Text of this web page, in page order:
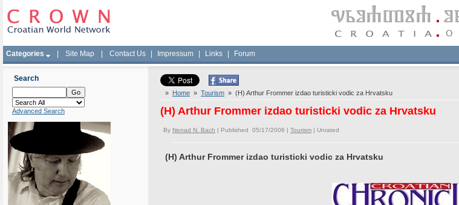
Categories Site Map Contact Us Impressum Links Forum
Search
Advanced Search
» Home » Tourism » (H) Arthur Frommer izdao turisticki vodic za Hrvatsku
(H) Arthur Frommer izdao turisticki vodic za Hrvatsku
By Nenad N. Bach | Published 05/17/2006 | Tourism | Unrated
(H) Arthur Frommer izdao turisticki vodic za Hrvatsku